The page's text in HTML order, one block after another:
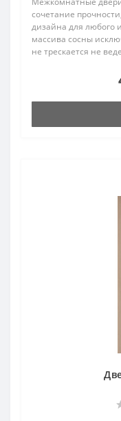
сочетание
дизайна для любого
массива сосны
не трескается не